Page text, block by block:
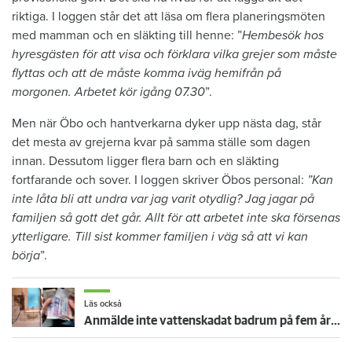
riktiga. I loggen står det att läsa om flera planeringsmöten
med mamman och en släkting till henne: ”Hembesök hos
hyresgästen för att visa och förklara vilka grejer som måste
flyttas och att de måste komma iväg hemifrån på
morgonen. Arbetet kör igång 07.30”.
Men när Öbo och hantverkarna dyker upp nästa dag, står
det mesta av grejerna kvar på samma ställe som dagen
innan. Dessutom ligger flera barn och en släkting
fortfarande och sover. I loggen skriver Öbos personal: ”Kan
inte låta bli att undra var jag varit otydlig? Jag jagar på
familjen så gott det går. Allt för att arbetet inte ska försenas
ytterligare. Till sist kommer familjen i väg så att vi kan
börja”.
Läs också
Anmälde inte vattenskadat badrum på fem år – krävs på 125 000 kronor